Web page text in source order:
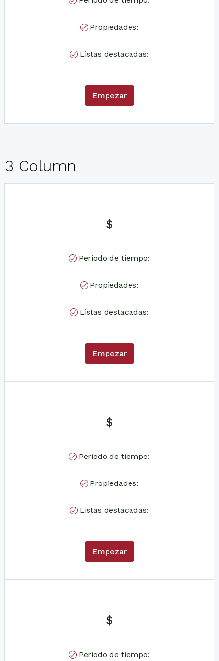
Propiedades:
Listas destacadas:
Empezar
3 Column
$
Periodo de tiempo:
Propiedades:
Listas destacadas:
Empezar
$
Periodo de tiempo:
Propiedades:
Listas destacadas:
Empezar
$
Periodo de tiempo: